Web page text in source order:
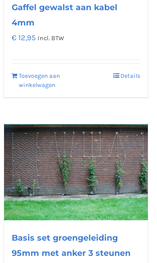
Gaffel gewalst aan kabel
4mm
€ 12,95 Incl. BTW
Toevoegen aan
winkelwagen
Details
Basis set groengeleiding
95mm met anker 3 steunen